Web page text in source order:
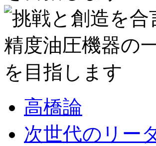
高橋論
次世代のリー